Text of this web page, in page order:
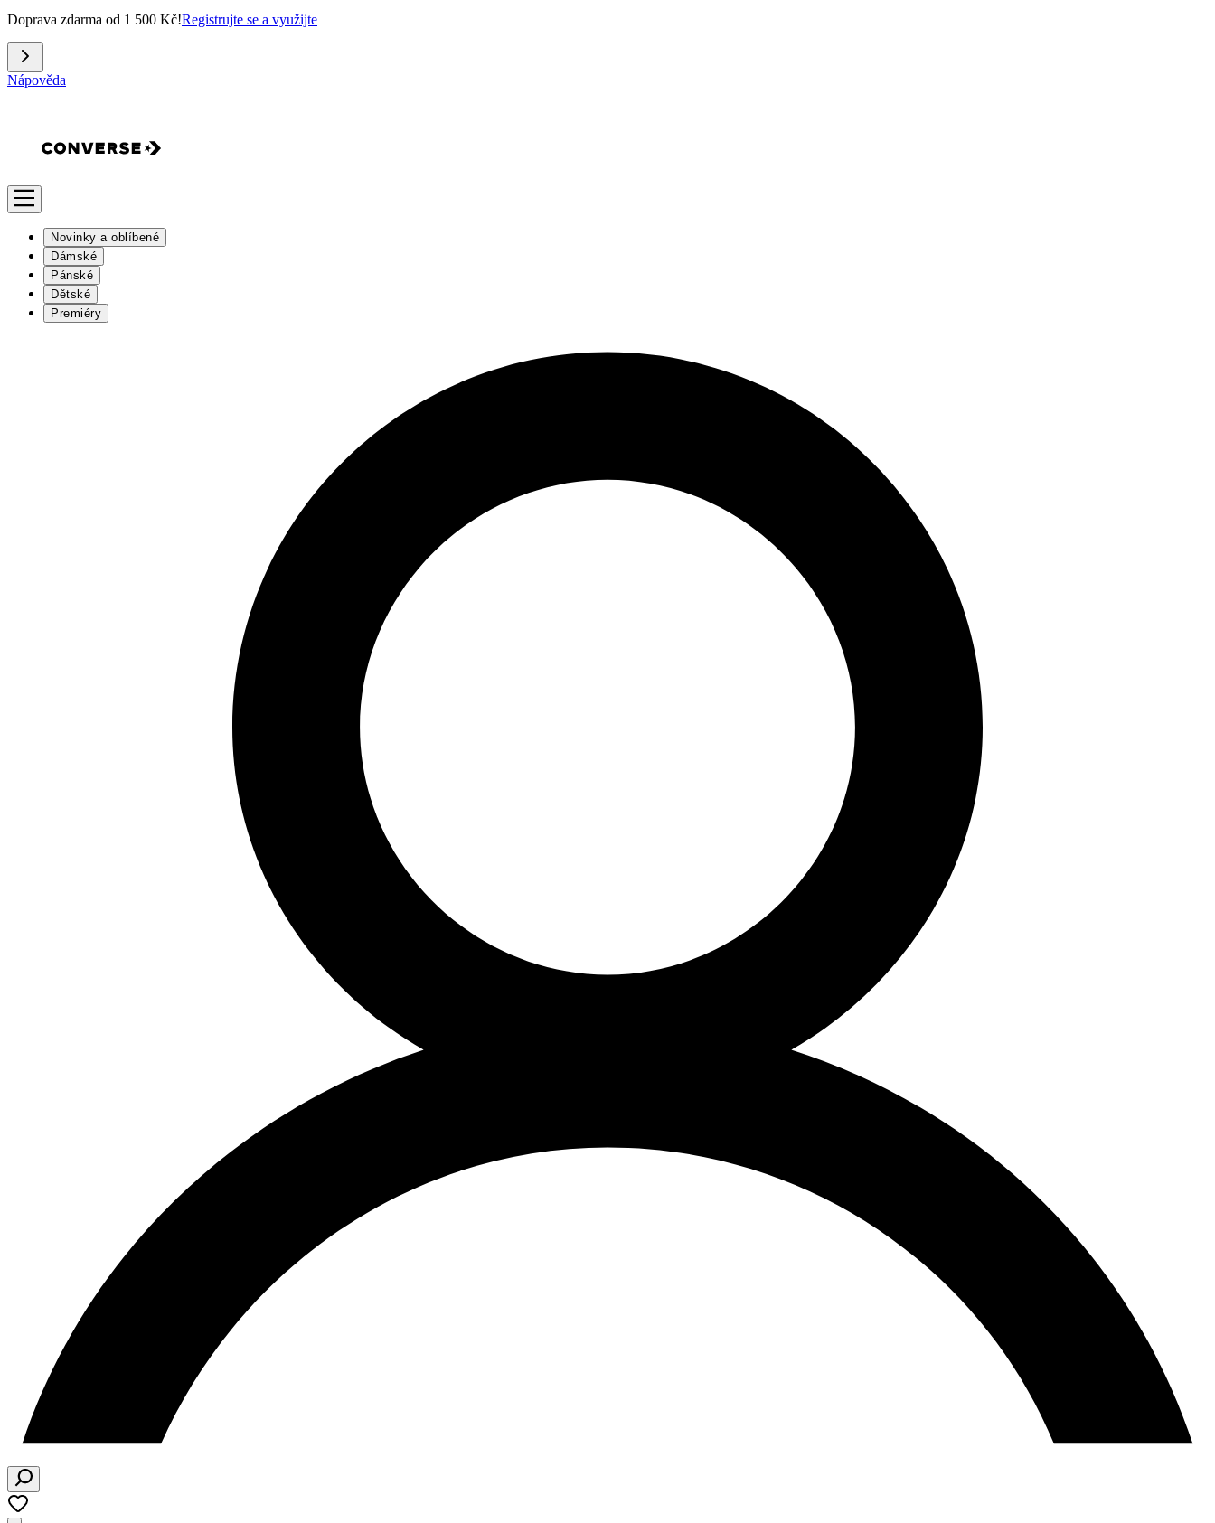
Doprava zdarma od 1 500 Kč!Registrujte se a využijte
Nápověda
Novinky a oblíbené
Dámské
Pánské
Dětské
Premiéry